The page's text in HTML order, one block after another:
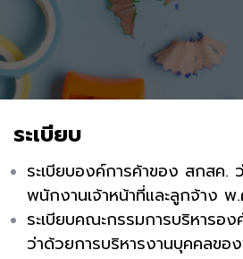
ระเบียบ
ระเบียบองค์การค้าของ สกสค.
พนักงานเจ้าหน้าที่และลูกจ้าง
ระเบียบคณะกรรมการบริหารอ
ว่าด้วยการบริหารงานบุคคลขอ